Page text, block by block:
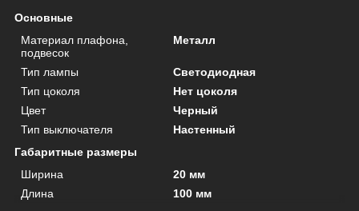
Основные
Материал плафона,
подвесок
Металл
Тип лампы
Светодиодная
Тип цоколя
Нет цоколя
Цвет
Черный
Тип выключателя
Настенный
Габаритные размеры
Ширина
20 мм
Длина
100 мм